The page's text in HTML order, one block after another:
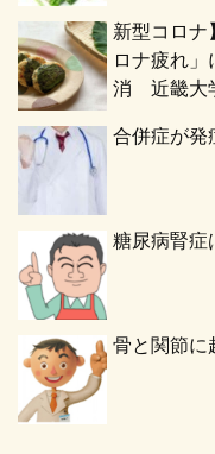
新型コロナ
ロナ疲れ
消 近畿大
合併症が発
糖尿病腎症
骨と関節に